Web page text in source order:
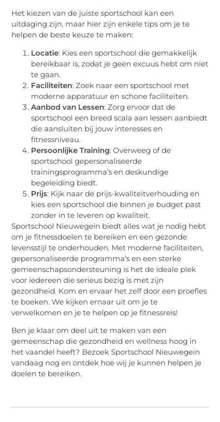
Het kiezen van de juiste sportschool kan een
uitdaging zijn, maar hier zijn enkele tips om je te
helpen de beste keuze te maken:
Locatie: Kies een sportschool die gemakkelijk
bereikbaar is, zodat je geen excuus hebt om niet
te gaan.
Faciliteiten: Zoek naar een sportschool met
moderne apparatuur en schone faciliteiten.
Aanbod van Lessen: Zorg ervoor dat de
sportschool een breed scala aan lessen aanbiedt
die aansluiten bij jouw interesses en
fitnessniveau.
Persoonlijke Training: Overweeg of de
sportschool gepersonaliseerde
trainingsprogramma’s en deskundige
begeleiding biedt.
Prijs: Kijk naar de prijs-kwaliteitverhouding en
kies een sportschool die binnen je budget past
zonder in te leveren op kwaliteit.
Sportschool Nieuwegein biedt alles wat je nodig hebt
om je fitnessdoelen te bereiken en een gezonde
levensstijl te onderhouden. Met moderne faciliteiten,
gepersonaliseerde programma’s en een sterke
gemeenschapsondersteuning is het de ideale plek
voor iedereen die serieus bezig is met zijn
gezondheid. Kom en ervaar het zelf door een proefles
te boeken. We kijken ernaar uit om je te
verwelkomen en je te helpen op je fitnessreis!
Ben je klaar om deel uit te maken van een
gemeenschap die gezondheid en wellness hoog in
het vaandel heeft? Bezoek Sportschool Nieuwegein
vandaag nog en ontdek hoe wij je kunnen helpen je
doelen te bereiken.